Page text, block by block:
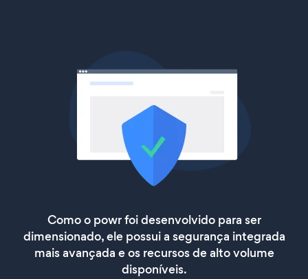
Como o powr foi desenvolvido para ser
dimensionado, ele possui a segurança integrada
mais avançada e os recursos de alto volume
disponíveis.